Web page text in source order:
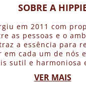
SOBRE A
em 2011 com
as pessoas e o
a essência para
em cada um de nós
sutil e harmoniosa
VER MAIS